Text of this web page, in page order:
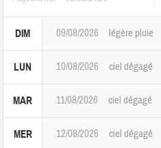
DIM 09/08/2026 légère pluie
LUN 10/08/2026 ciel dégagé
MAR 11/08/2026 ciel dégagé
MER 12/08/2026 ciel dégagé